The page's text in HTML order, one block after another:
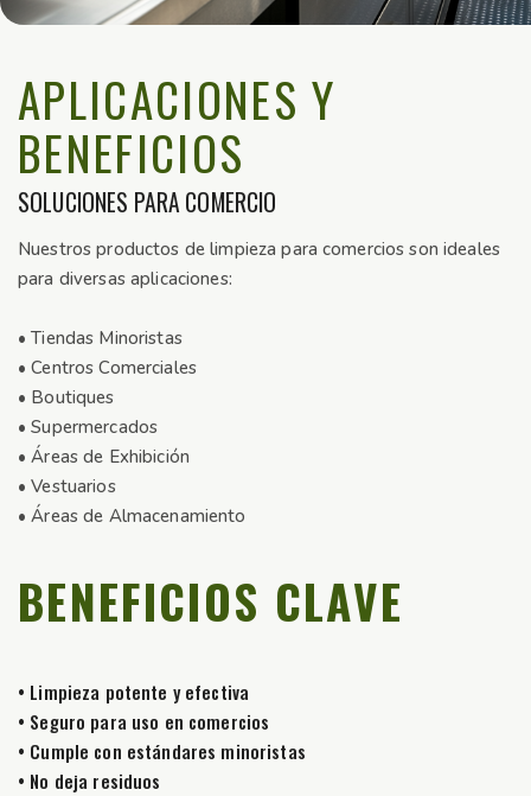
APLICACIONES Y
BENEFICIOS
SOLUCIONES PARA COMERCIO
Nuestros productos de limpieza para comercios son ideales
para diversas aplicaciones:
• Tiendas Minoristas
• Centros Comerciales
• Boutiques
• Supermercados
• Áreas de Exhibición
• Vestuarios
• Áreas de Almacenamiento
BENEFICIOS CLAVE
• Limpieza potente y efectiva
• Seguro para uso en comercios
• Cumple con estándares minoristas
• No deja residuos